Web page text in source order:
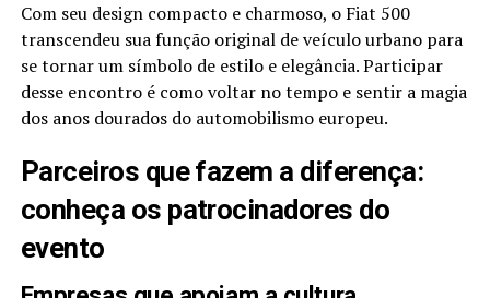
Com seu design compacto e charmoso, o Fiat 500
transcendeu sua função original de veículo urbano para
se tornar um símbolo de estilo e elegância. Participar
desse encontro é como voltar no tempo e sentir a magia
dos anos dourados do automobilismo europeu.
Parceiros que fazem a diferença:
conheça os patrocinadores do
evento